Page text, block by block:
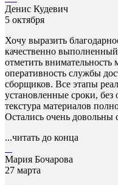
Денис Кудевич
5 октября
Хочу выразить
качественно
отметить внимательность
оперативность службы
сборщиков. Все этапы
установленные сроки,
текстура материалов
Остались очень довольны
...читать до конца
Мария Бочарова
27 марта